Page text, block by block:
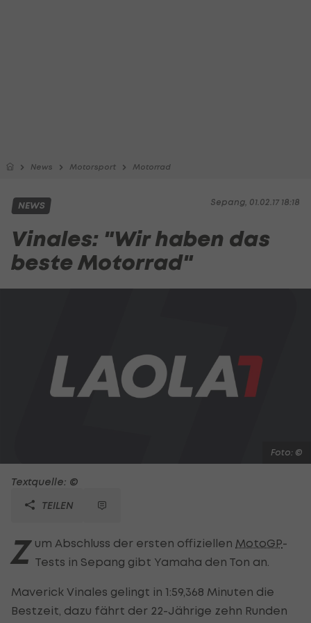
News Motorsport Motorrad
Sepang, 01.02.17 18:18
NEWS
Vinales: "Wir haben das
beste Motorrad"
Foto: ©
Textquelle: ©
TEILEN
Z um Abschluss der ersten offiziellen MotoGP-
Tests in Sepang gibt Yamaha den Ton an.
Maverick Vinales gelingt in 1:59,368 Minuten die
Bestzeit, dazu fährt der 22-Jährige zehn Runden